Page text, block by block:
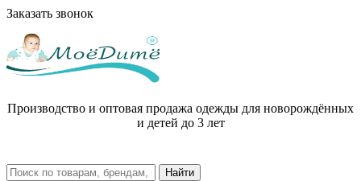
Заказать звонок
Производство и оптовая продажа одежды для новорождённых
и детей до 3 лет